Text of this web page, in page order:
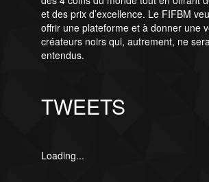
et des prix d’excellence. Le FIFBM
offrir une plateforme et à donner une
créateurs noirs qui, autrement, ne
entendus.
TWEETS
Loading...